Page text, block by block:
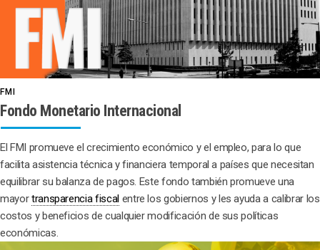
FMI
Fondo Monetario Internacional
El FMI promueve el crecimiento económico y el empleo, para lo que
facilita asistencia técnica y financiera temporal a países que necesitan
equilibrar su balanza de pagos. Este fondo también promueve una
mayortransparencia fiscalentre los gobiernos y les ayuda a calibrar los
costos y beneficios de cualquier modificación de sus políticas
económicas.